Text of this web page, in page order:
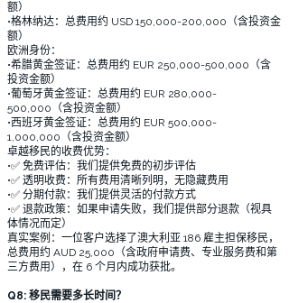
额）
•格林纳达：总费用约 USD 150,000-200,000（含投资金
额）
欧洲身份：
•希腊黄金签证：总费用约 EUR 250,000-500,000（含
投资金额）
•葡萄牙黄金签证：总费用约 EUR 280,000-
500,000（含投资金额）
•西班牙黄金签证：总费用约 EUR 500,000-
1,000,000（含投资金额）
卓越移民的收费优势：
•✅ 免费评估：我们提供免费的初步评估
•✅ 透明收费：所有费用清晰列明，无隐藏费用
•✅ 分期付款：我们提供灵活的付款方式
•✅ 退款政策：如果申请失败，我们提供部分退款（视具
体情况而定）
真实案例：一位客户选择了澳大利亚 186 雇主担保移民，
总费用约 AUD 25,000（含政府申请费、专业服务费和第
三方费用），在 6 个月内成功获批。
Q8: 移民需要多长时间？